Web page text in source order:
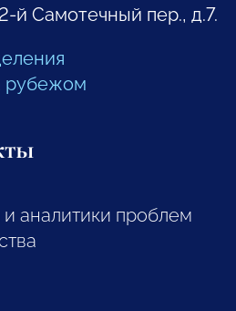
й Самотечный пер., д.7.
рубежом
аналитики проблем